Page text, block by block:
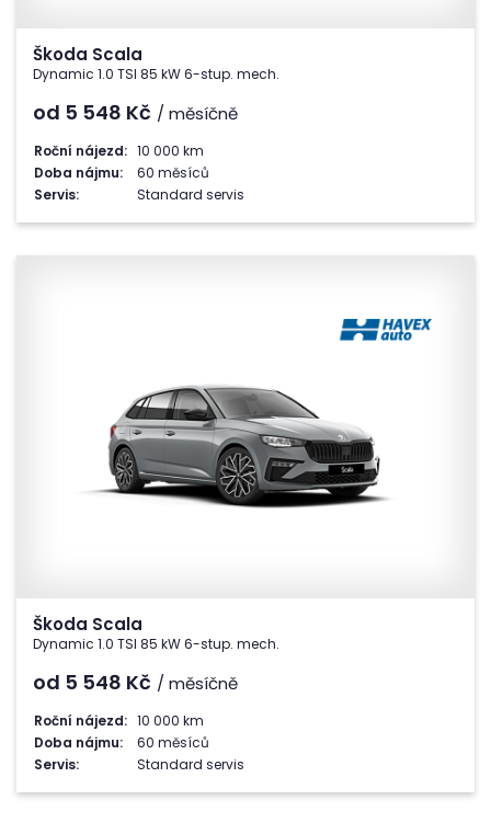
Škoda Scala
Dynamic 1.0 TSI 85 kW 6-stup. mech.
od 5 548 Kč / měsíčně
Roční nájezd: 10 000 km
Doba nájmu:
60 měsíců
Servis:
Standard servis
Škoda Scala
Dynamic 1.0 TSI 85 kW 6-stup. mech.
od 5 548 Kč / měsíčně
Roční nájezd: 10 000 km
Doba nájmu:
60 měsíců
Servis:
Standard servis